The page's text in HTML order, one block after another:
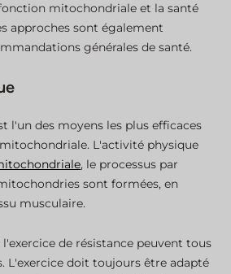
mitochondriale et la santé
approches sont également
générales de santé.
l'un des moyens les plus efficaces
L'activité physique
, le processus par
sont formées, en
musculaire.
de résistance peuvent tous
L'exercice doit toujours être adapté